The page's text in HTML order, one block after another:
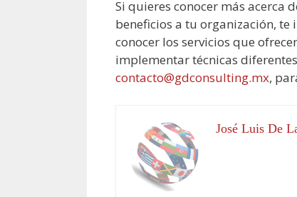
Si quieres conocer más acerca
beneficios a tu organización, te
conocer los servicios que
implementar técnicas
contacto@gdconsulting.mx,
José Luis De